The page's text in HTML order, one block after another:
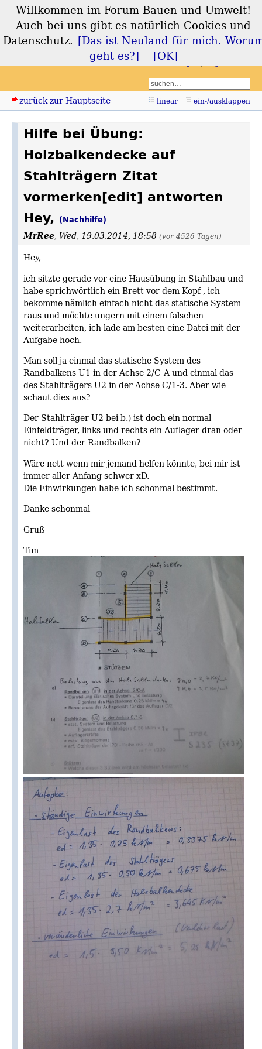
Forum Bauen und
Umwelt
zurück zur Hauptseite linear ein-/ausklappen
Hilfe bei Übung:
Holzbalkendecke auf
Stahlträgern Zitat
vormerken[edit] antworten
Hey, (Nachhilfe)
MrRee, Wed, 19.03.2014, 18:58 (vor 4526 Tagen)
Hey,
ich sitzte gerade vor eine Hausübung in Stahlbau und
habe sprichwörtlich ein Brett vor dem Kopf , ich
bekomme nämlich einfach nicht das statische System
raus und möchte ungern mit einem falschen
weiterarbeiten, ich lade am besten eine Datei mit der
Aufgabe hoch.
Man soll ja einmal das statische System des
Randbalkens U1 in der Achse 2/C-A und einmal das
des Stahlträgers U2 in der Achse C/1-3. Aber wie
schaut dies aus?
Der Stahlträger U2 bei b.) ist doch ein normal
Einfeldträger, links und rechts ein Auflager dran oder
nicht? Und der Randbalken?
Wäre nett wenn mir jemand helfen könnte, bei mir ist
immer aller Anfang schwer xD.
Die Einwirkungen habe ich schonmal bestimmt.
Danke schonmal
Gruß
Tim
Willkommen im Forum Bauen und Umwelt!
Auch bei uns gibt es natürlich Cookies und
Datenschutz. [Das ist Neuland für mich.
geht es?]
[OK]